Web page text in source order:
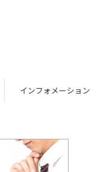
インフォメーション